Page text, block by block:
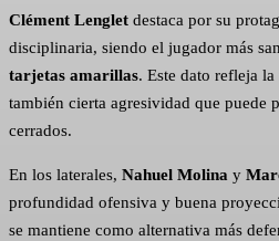
Clément Lenglet destaca por su
disciplinaria, siendo el jugador más
tarjetas amarillas. Este dato refleja
también cierta agresividad que puede
cerrados.
En los laterales, Nahuel Molina y
profundidad ofensiva y buena
se mantiene como alternativa más